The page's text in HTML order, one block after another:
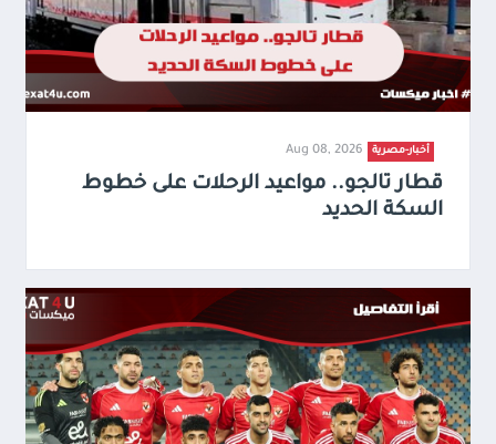
أخبار-مصرية Aug 08, 2026
قطار تالجو.. مواعيد الرحلات على خطوط
السكة الحديد